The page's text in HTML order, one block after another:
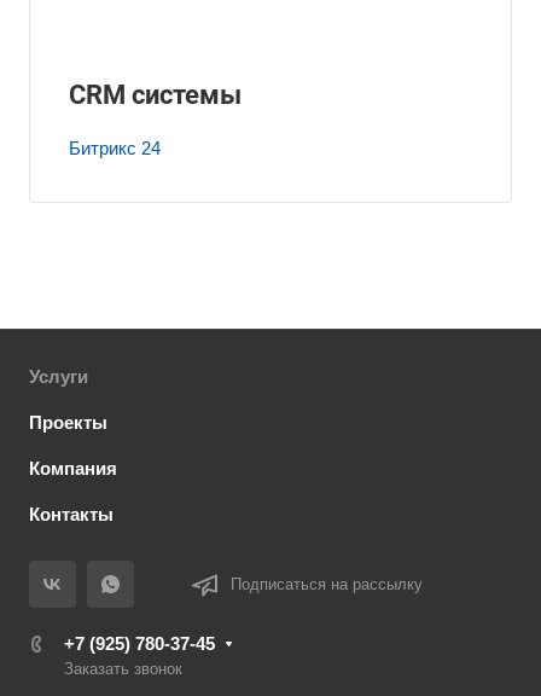
CRM системы
Битрикс 24
Услуги
Проекты
Компания
Контакты
Подписаться на рассылку
+7 (925) 780-37-45
Заказать звонок